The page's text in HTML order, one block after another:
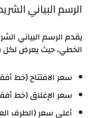
الرسم البياني
يقدم الرسم البياني
الخطي، حيث يعرض لكل
سعر الافتتاح (خط
سعر الإغلاق (خط
أعلى سعر (الطرف